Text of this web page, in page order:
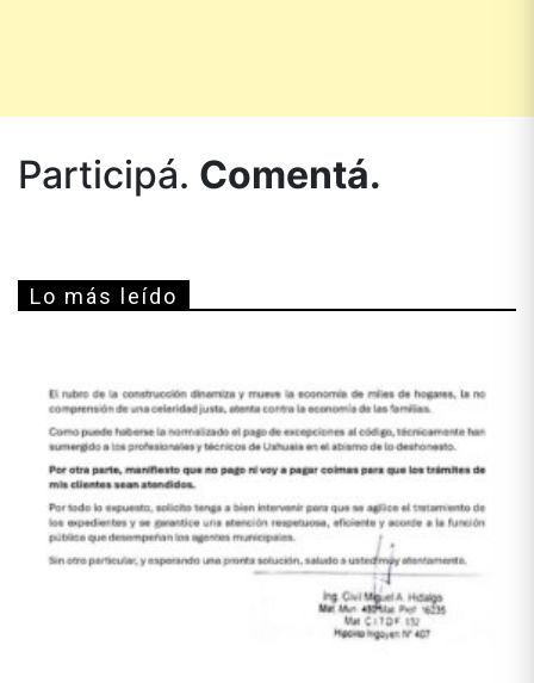
Participá. Comentá.
Lo más leído